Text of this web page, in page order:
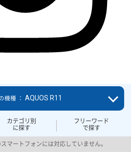
カテゴリ別
に探す
フリーワード
で探す
機種 ： AQUOS R11
マートフォンには対応していません。